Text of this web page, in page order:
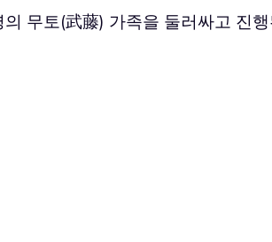
무토(武藤) 가족을 둘러싸고 진